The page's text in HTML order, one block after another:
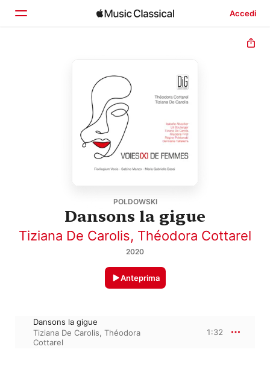
Accedi
POLDOWSKI
Dansons la gigue
Tiziana De Carolis, Théodora Cottarel
2020
Anteprima
Dansons la gigue
Tiziana De Carolis, Théodora
Cottarel
1:32